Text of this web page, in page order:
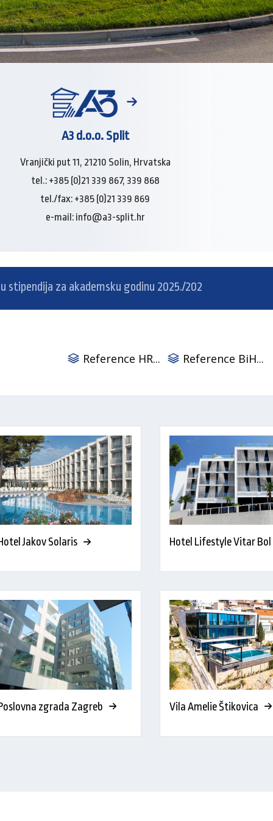
A3 d.o.o. Split
Vranjički put 11, 21210 Solin, Hrvatska
tel.: +385 (0)21 339 867, 339 868
tel./fax: +385 (0)21 339 869
e-mail: info@a3-split.hr
za akademsku godinu 2025./2026. Natječaj za posao
Reference HR... Reference BiH...
Jakov Solaris
zgrada Zagreb
Hotel Lifestyle Vitar Bol
Vila Amelie Štikovica